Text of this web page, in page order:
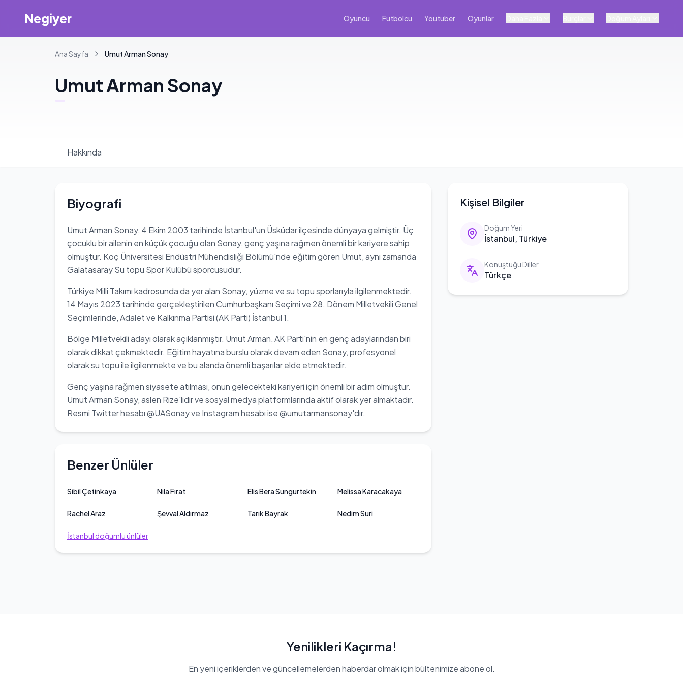
Negiyer Oyuncu Futbolcu Youtuber Oyunlar
Ana Sayfa UmutArman Sonay
UmutArman Sonay
Hakkında
Kişisel Bilgiler
Doğum Yeri
İstanbul, Türkiye
Konuştuğu Diller
Türkçe
Biyografi
Umut Arman Sonay, 4 Ekim 2003 tarihinde İstanbul'un Üsküdar ilçesinde dünyaya gelmiştir. Üç
çocuklu bir ailenin en küçük çocuğu olan Sonay, genç yaşına rağmen önemli bir kariyere sahip
olmuştur. Koç Üniversitesi Endüstri Mühendisliği Bölümü'nde eğitim gören Umut, aynı zamanda
Galatasaray Su topu Spor Kulübü sporcusudur.
Türkiye Milli Takımı kadrosunda da yer alan Sonay, yüzme ve su topu sporlarıyla ilgilenmektedir.
14 Mayıs 2023 tarihinde gerçekleştirilen Cumhurbaşkanı Seçimi ve 28. Dönem Milletvekili Genel
Seçimlerinde, Adalet ve Kalkınma Partisi (AK Parti) İstanbul 1.
Bölge Milletvekili adayı olarak açıklanmıştır. Umut Arman, AK Parti'nin en genç adaylarından biri
olarak dikkat çekmektedir. Eğitim hayatına burslu olarak devam eden Sonay, profesyonel
olarak su topu ile ilgilenmekte ve bu alanda önemli başarılar elde etmektedir.
Genç yaşına rağmen siyasete atılması, onun gelecekteki kariyeri için önemli bir adım olmuştur.
Umut Arman Sonay, aslen Rize'lidir ve sosyal medya platformlarında aktif olarak yer almaktadır.
Resmi Twitter hesabı @UASonay ve Instagram hesabı ise @umutarmansonay'dır.
Benzer Ünlüler
Sibil Çetinkaya Nila Fırat Elis Bera Sungurtekin Melissa Karacakaya
Rachel Araz Şevval Aldırmaz Tarık Bayrak Nedim Suri
İstanbul doğumlu ünlüler
Yenilikleri Kaçırma!
En yeni içeriklerden ve güncellemelerden haberdar olmak için bültenimize abone ol.